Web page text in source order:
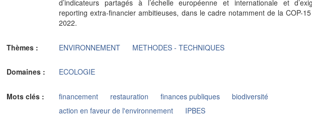
d’indicateurs partagés à l’échelle européenne et internationale et
reporting extra-financier ambitieuses, dans le cadre notamment de la COP-
2022.
Thèmes : ENVIRONNEMENT METHODES - TECHNIQUES
Domaines : ECOLOGIE
Mots clés : financement restauration finances publiques
biodiversité
action en faveur de l'environnement
IPBES